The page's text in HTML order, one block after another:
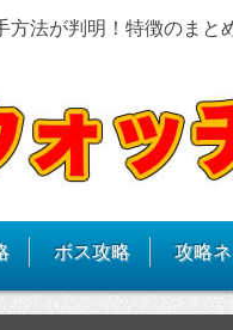
方法が判明！特徴のまと
ボス攻略 攻略